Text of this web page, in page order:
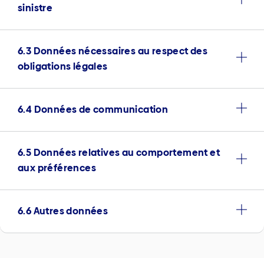
sinistre
6.3 Données nécessaires au respect des
obligations légales
6.4 Données de communication
6.5 Données relatives au comportement et
aux préférences
6.6 Autres données